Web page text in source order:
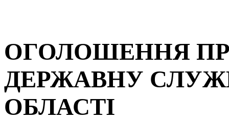
ОГОЛОШЕННЯ
ДЕРЖАВНУ
ОБЛАСТІ